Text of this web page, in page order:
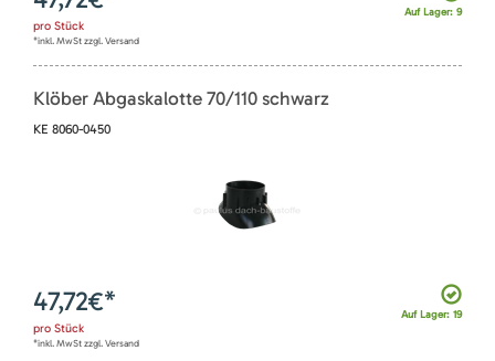
Auf Lager: 9
pro Stück
*inkl. MwSt zzgl. Versand
Klöber Abgaskalotte 70/110 schwarz
KE 8060-0450
Auf Lager: 19
47,72€*
pro Stück
*inkl. MwSt zzgl. Versand